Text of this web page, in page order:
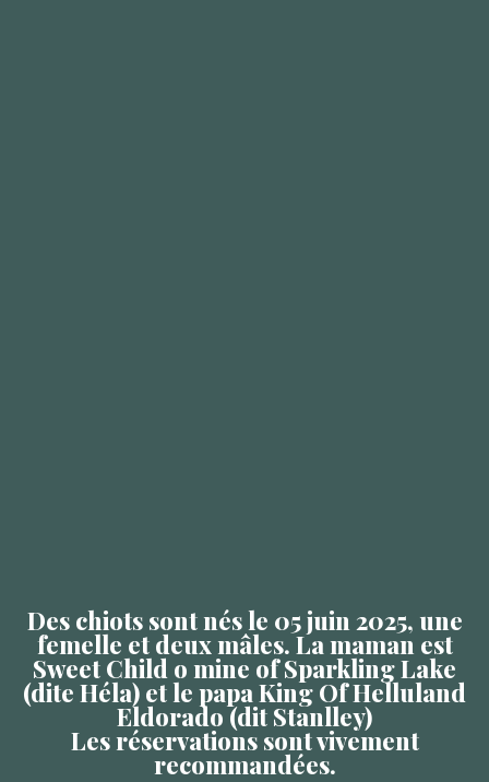
Des chiots sont nés le 05 juin 2025, une
femelle et deux mâles. La maman est
Sweet Child o mine of Sparkling Lake
(dite Héla) et le papa King Of Helluland
Eldorado (dit Stanlley)
Les réservations sont vivement
recommandées.